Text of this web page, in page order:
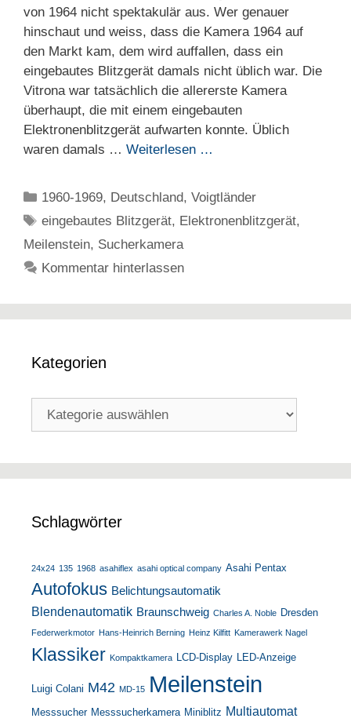
von 1964 nicht spektakulär aus. Wer genauer
hinschaut und weiss, dass die Kamera 1964 auf
den Markt kam, dem wird auffallen, dass ein
eingebautes Blitzgerät damals nicht üblich war. Die
Vitrona war tatsächlich die allererste Kamera
überhaupt, die mit einem eingebauten
Elektronenblitzgerät aufwarten konnte. Üblich
waren damals … Weiterlesen …
Kategorien
1960-1969, Deutschland,Voigtländer
Schlagwörter
eingebautes Blitzgerät, Elektronenblitzgerät,
Meilenstein, Sucherkamera
Kommentar hinterlassen
Kategorien
Kategorien
Schlagwörter
24x24 135 1968 asahiflex asahi optical company Asahi Pentax
Autofokus Belichtungsautomatik
Blendenautomatik Braunschweig Charles A. Noble Dresden
Federwerkmotor Hans-Heinrich Berning Heinz Kilfitt Kamerawerk Nagel
Klassiker Kompaktkamera LCD-Display LED-Anzeige
Luigi Colani M42 MD-15 Meilenstein
Messsucher Messsucherkamera Miniblitz Multiautomat